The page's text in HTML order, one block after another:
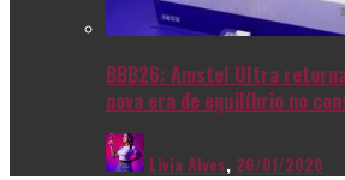
BBB26: Amstel Ultra
nova era de equilíbrio no
Livia Alves, 26/01/2026